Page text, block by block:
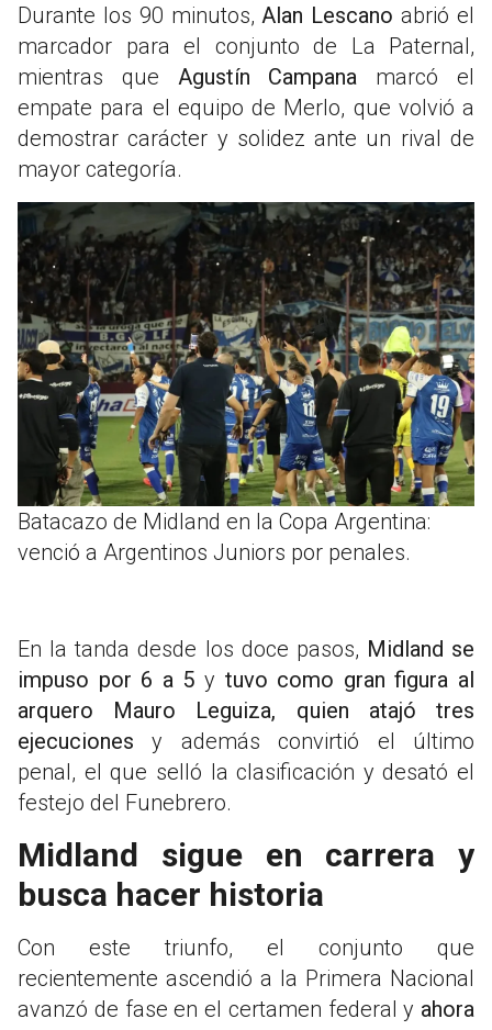
Durante los 90 minutos,Alan Lescano abrió el
marcador para el conjunto de La Paternal,
mientras que Agustín Campana marcó el
empate para el equipo de Merlo, que volvió a
demostrar carácter y solidez ante un rival de
mayor categoría.
Batacazo de Midland en la Copa Argentina:
venció a Argentinos Juniors por penales.
En la tanda desde los doce pasos, Midland se
impuso por 6 a 5 y tuvo como gran figura al
arquero Mauro Leguiza, quien atajó tres
ejecucionesy además convirtió el último
penal, el que selló la clasificación y desató el
festejo del Funebrero.
Midland sigue en carrera y
busca hacer historia
Con este triunfo, el conjunto que
recientemente ascendió a la Primera Nacional
avanzó de fase en el certamen federal y ahora